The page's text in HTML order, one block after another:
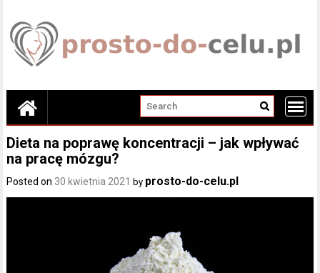
content
Dieta na poprawę koncentracji – jak wpływać
na pracę mózgu?
Posted on 30 kwietnia 2021 by prosto-do-celu.pl